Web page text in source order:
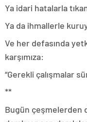
Ya idari hatalarla
Ya da ihmallerle
Ve her defasında
karşımıza:
“Gerekli çalışmalar
**
Bugün çeşmelerden